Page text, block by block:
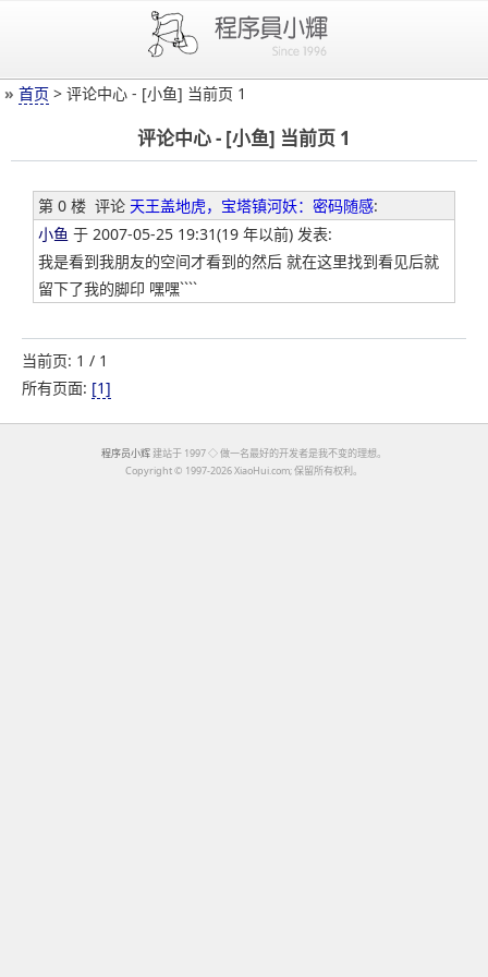
» 首页 > 评论中心 - [小鱼] 当前页 1
评论中心 - [小鱼] 当前页 1
第 0 楼 评论 天王盖地虎，宝塔镇河妖：密码随感:
小鱼 于 2007-05-25 19:31(19 年以前) 发表:
我是看到我朋友的空间才看到的然后 就在这里找到看见后就
留下了我的脚印 嘿嘿````
当前页: 1 / 1
所有页面: [1]
程序员小辉 建站于 1997 ◇ 做一名最好的开发者是我不变的理想。
Copyright © 1997-2026 XiaoHui.com; 保留所有权利。